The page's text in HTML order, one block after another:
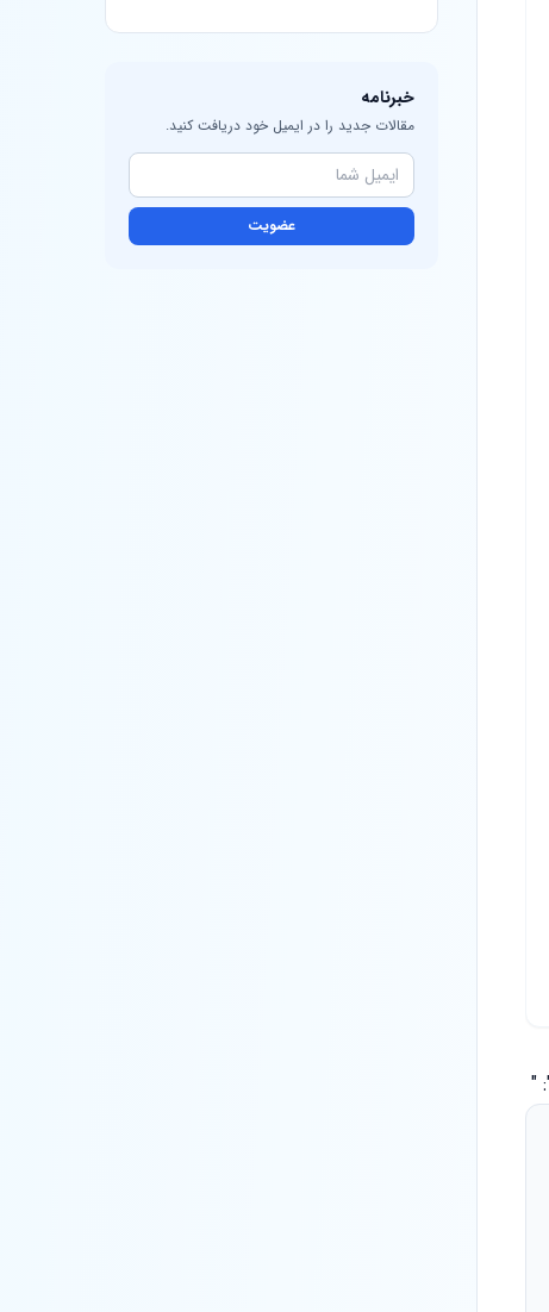
خبرنامه
مقالات جدید را در ایمیل خود دریافت کنید.
عضویت